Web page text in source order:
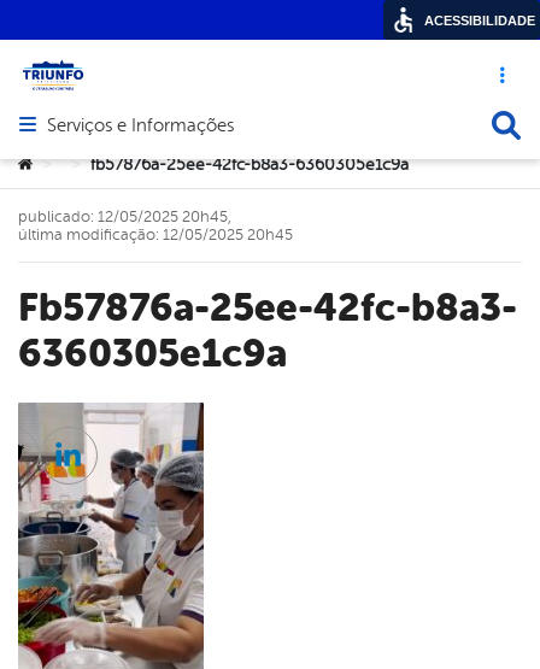
Acesso
Abrir menu principal de navegação
Serviços e Informações
Você está aqui:
> > fb57876a-25ee-42fc-b8a3-6360305e1c9a
fb57876a-25ee-42fc-b8a3-
6360305e1c9a
publicado: 12/05/2025 20h45,
última modificação: 12/05/2025 20h45
Twitter
Linkedin
ACESSIBILIDADE